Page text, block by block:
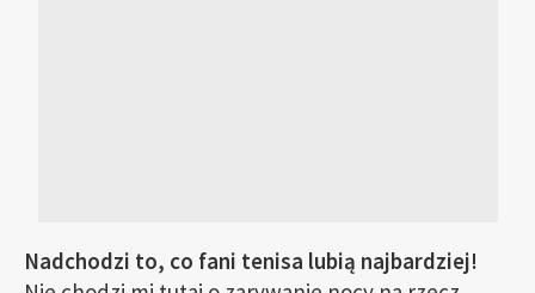
Nadchodzi to, co fani tenisa lubią najbardziej!